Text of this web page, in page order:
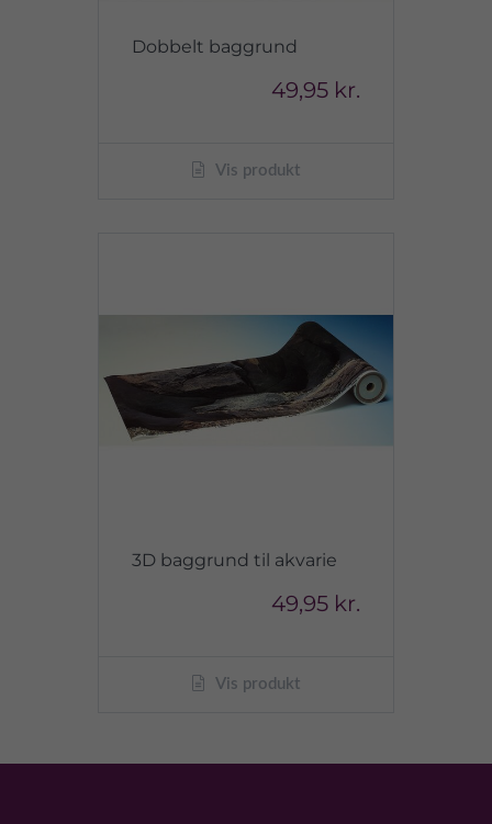
Dobbelt baggrund
49,95 kr.
Vis produkt
3D baggrund til akvarie
49,95 kr.
Vis produkt